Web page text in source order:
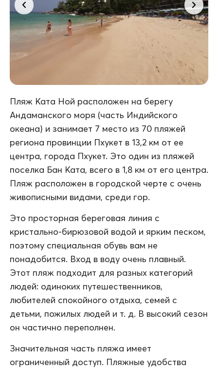
Пляж Ката Ной расположен на берегу
Андаманского моря (часть Индийского
океана) и занимает 7 место из 70 пляжей
региона провинции Пхукет в 13,2 км от ее
центра, города Пхукет. Это один из пляжей
поселка Бан Ката, всего в 1,8 км от его центра.
Пляж расположен в городской черте с очень
живописными видами, среди гор.
Это просторная береговая линия с
кристально-бирюзовой водой и ярким песком,
поэтому специальная обувь вам не
понадобится. Вход в воду очень плавный.
Этот пляж подходит для разных категорий
людей: одиноких путешественников,
любителей спокойного отдыха, семей с
детьми, пожилых людей и т. д. В высокий сезон
он частично переполнен.
Значительная часть пляжа имеет
ограниченный доступ. Пляжные удобства